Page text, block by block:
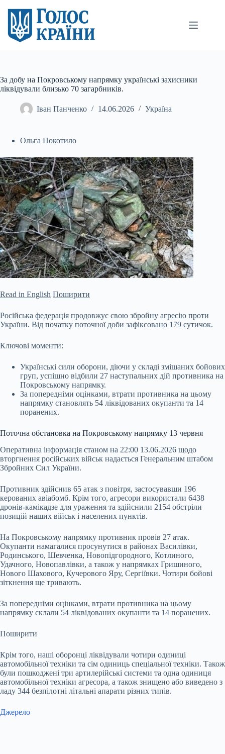
вмісту
За добу на Покровському напрямку українські захисники
ліквідували близько 70 загарбників.
Іван Панченко 14.06.2026 Україна
Ольга Покотило
Read in English Поширити
Російська федерація продовжує свою збройну агресію проти
України. Від початку поточної доби зафіксовано 179 сутичок.
Ключові моменти:
Українські сили оборони, діючи у складі змішаних бойових
груп, успішно відбили 27 наступальних дій противника на
Покровському напрямку.
За попередніми оцінками, втрати противника на цьому
напрямку становлять 54 ліквідованих окупанти та 14
поранених.
Поточна обстановка на Покровському напрямку 13 червня
Оперативна інформація станом на 22:00 13.06.2026 щодо
вторгнення російських військ надається Генеральним штабом
Збройних Сил України.
Противник здійснив 65 атак з повітря, застосувавши 196
керованих авіабомб. Крім того, агресори використали 6438
дронів-камікадзе для ураження та здійснили 2154 обстріли
позицій наших військ і населених пунктів.
На Покровському напрямку противник провів 27 атак.
Окупанти намагалися просунутися в районах Василівки,
Родинського, Шевченка, Новопідгородного, Котлиного,
Удачного, Новопавлівки, а також у напрямках Гришиного,
Нового Шахового, Кучерового Яру, Сергіївки. Чотири бойові
зіткнення ще тривають.
За попередніми оцінками, втрати противника на цьому
напрямку склали 54 ліквідованих окупанти та 14 поранених.
Поширити
Крім того, наші оборонці ліквідували чотири одиниці
автомобільної техніки та сім одиниць спеціальної техніки. Також
були пошкоджені три артилерійські системи та одна одиниця
автомобільної техніки агресора, а також знищено або виведено з
ладу 344 безпілотні літальні апарати різних типів.
Джерело